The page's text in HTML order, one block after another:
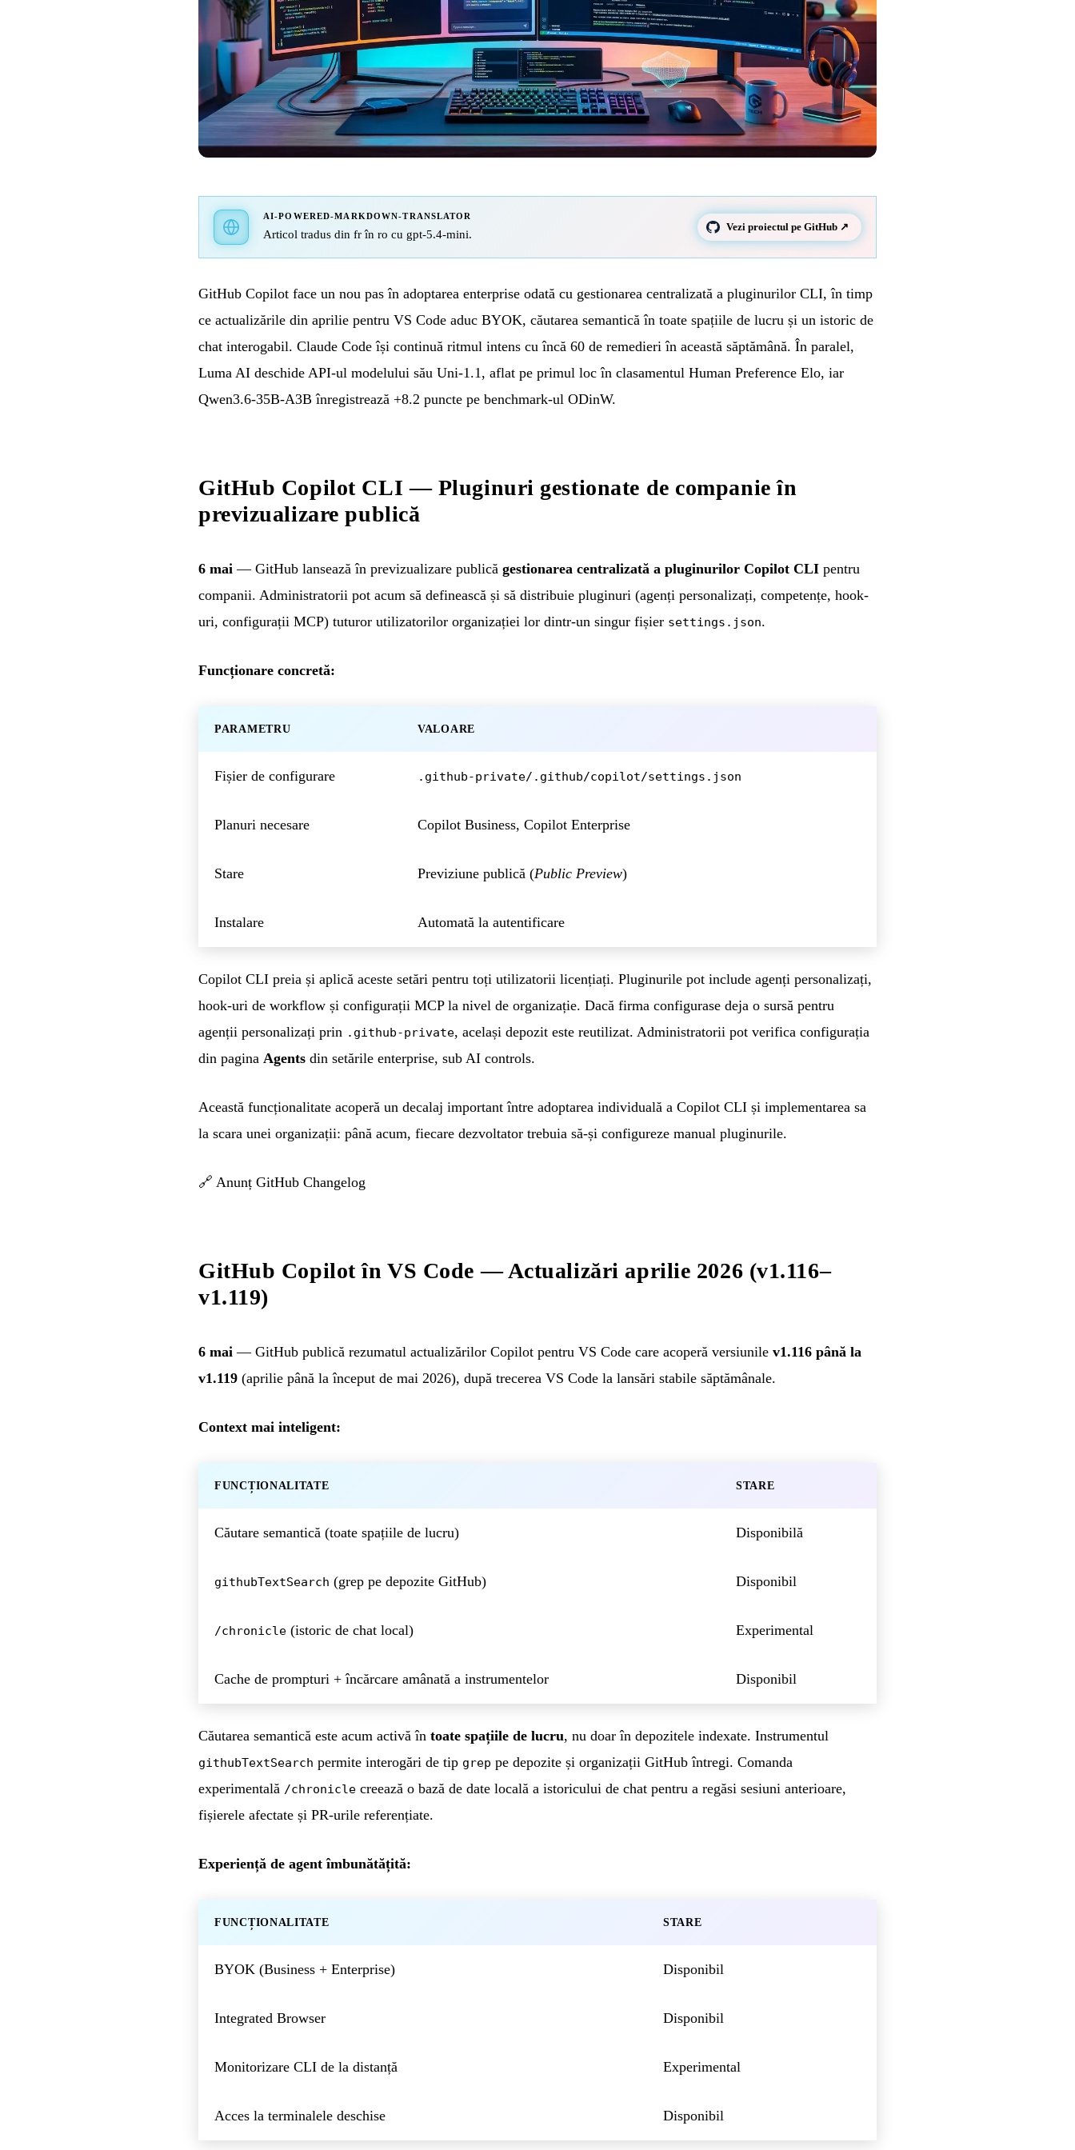
AI-POWERED-MARKDOWN-TRANSLATOR
Articol tradus din fr în ro cu gpt-5.4-mini.
Vezi proiectul pe GitHub ↗
GitHub Copilot face un nou pas în adoptarea enterprise odată cu gestionarea centralizată a pluginurilor CLI, în timp
ce actualizările din aprilie pentru VS Code aduc BYOK, căutarea semantică în toate spațiile de lucru și un istoric de
chat interogabil. Claude Code își continuă ritmul intens cu încă 60 de remedieri în această săptămână. În paralel,
Luma AI deschide API-ul modelului său Uni-1.1, aflat pe primul loc în clasamentul Human Preference Elo, iar
Qwen3.6-35B-A3B înregistrează +8.2 puncte pe benchmark-ul ODinW.
GitHub Copilot CLI — Pluginuri gestionate de companie în
previzualizare publică
6 mai — GitHub lansează în previzualizare publică gestionarea centralizată a pluginurilor Copilot CLI pentru
companii. Administratorii pot acum să definească și să distribuie pluginuri (agenți personalizați, competențe, hook-
uri, configurații MCP) tuturor utilizatorilor organizației lor dintr-un singur fișier settings.json.
Funcționare concretă:
PARAMETRU VALOARE
Fișier de configurare .github-private/.github/copilot/settings.json
Planuri necesare Copilot Business, Copilot Enterprise
Stare Previziune publică (Public Preview)
Instalare Automată la autentificare
Copilot CLI preia și aplică aceste setări pentru toți utilizatorii licențiați. Pluginurile pot include agenți personalizați,
hook-uri de workflow și configurații MCP la nivel de organizație. Dacă firma configurase deja o sursă pentru
agenții personalizați prin .github-private, același depozit este reutilizat. Administratorii pot verifica configurația
din pagina Agents din setările enterprise, sub AI controls.
Această funcționalitate acoperă un decalaj important între adoptarea individuală a Copilot CLI și implementarea sa
la scara unei organizații: până acum, fiecare dezvoltator trebuia să-și configureze manual pluginurile.
🔗 Anunț GitHub Changelog
GitHub Copilot în VS Code — Actualizări aprilie 2026 (v1.116–
v1.119)
6 mai — GitHub publică rezumatul actualizărilor Copilot pentru VS Code care acoperă versiunile v1.116 până la
v1.119 (aprilie până la început de mai 2026), după trecerea VS Code la lansări stabile săptămânale.
Context mai inteligent:
FUNCȚIONALITATE STARE
Căutare semantică (toate spațiile de lucru) Disponibilă
githubTextSearch (grep pe depozite GitHub) Disponibil
/chronicle (istoric de chat local) Experimental
Cache de prompturi + încărcare amânată a instrumentelor Disponibil
Căutarea semantică este acum activă în toate spațiile de lucru, nu doar în depozitele indexate. Instrumentul
githubTextSearch permite interogări de tip grep pe depozite și organizații GitHub întregi. Comanda
experimentală /chronicle creează o bază de date locală a istoricului de chat pentru a regăsi sesiuni anterioare,
fișierele afectate și PR-urile referențiate.
Experiență de agent îmbunătățită:
FUNCȚIONALITATE STARE
BYOK (Business + Enterprise) Disponibil
Integrated Browser Disponibil
Monitorizare CLI de la distanță Experimental
Acces la terminalele deschise Disponibil